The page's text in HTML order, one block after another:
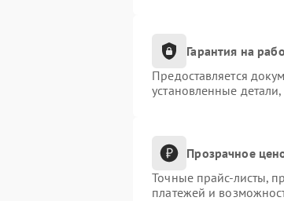
Гарантия на
Предоставляется
установленные
Прозрачное
Точные прайс-листы,
платежей и